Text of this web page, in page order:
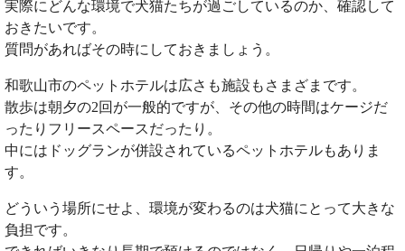
実際にどんな環境で犬猫たちが過ごしているのか、確認して
おきたいです。
質問があればその時にしておきましょう。
和歌山市のペットホテルは広さも施設もさまざまです。
散歩は朝夕の2回が一般的ですが、その他の時間はケージだ
ったりフリースペースだったり。
中にはドッグランが併設されているペットホテルもありま
す。
どういう場所にせよ、環境が変わるのは犬猫にとって大きな
負担です。